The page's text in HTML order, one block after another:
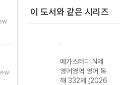
이 도서와 같은 시리즈
수학영역 수학II 3
메가스터디 N제
영어영역 영어 독
해 332제 (2026